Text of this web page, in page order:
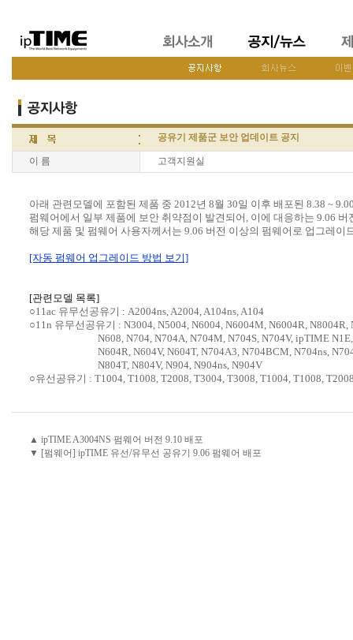
공유기 제품군 보안 업데이트 공지
이 름 고객지원실
아래 관련모델에 포함된 제품 중 2012년 8월 30일 이후 배포된 8.38 ~
펌웨어에서 일부 제품에 보안 취약점이 발견되어, 이에 대응하는 9.06
해당 제품 및 펌웨어 사용자께서는 9.06 버전 이상의 펌웨어로 업그레이
[자동 펌웨어 업그레이드 방법 보기]
[관련모델 목록]
○11ac 유무선공유기 : A2004ns, A2004, A104ns, A104
○11n 유무선공유기 : N3004, N5004, N6004, N6004M, N6004R,
N608, N704, N704A, N704M, N704S, N704V, ipTIME N1E,
N604R, N604V, N604T, N704A3, N704BCM, N704ns,
N804T, N804V, N904, N904ns, N904V
○유선공유기 : T1004, T1008, T2008, T3004, T3008, T1004, T1008,
▲ ipTIME A3004NS 펌웨어 버전 9.10 배포
▼ [펌웨어] ipTIME 유선/유무선 공유기 9.06 펌웨어 배포